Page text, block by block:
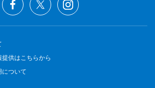
供はこちらから
について